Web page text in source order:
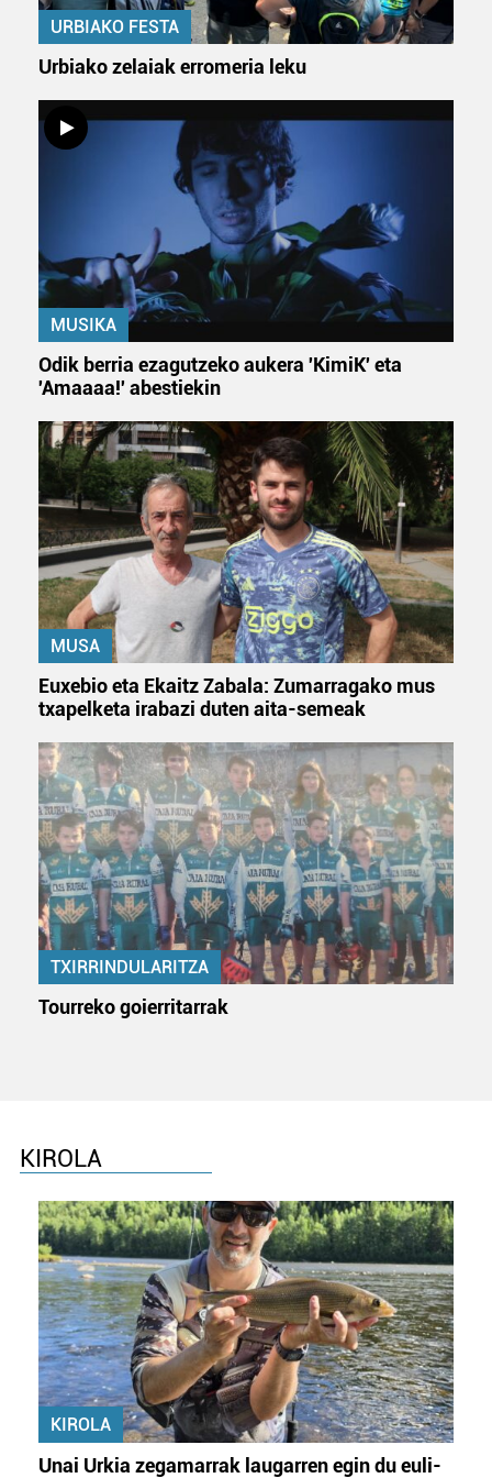
URBIAKO FESTA
Urbiako zelaiak erromeria leku
MUSIKA
Odik berria ezagutzeko aukera 'KimiK' eta
'Amaaaa!' abestiekin
MUSA
Euxebio eta Ekaitz Zabala: Zumarragako mus
txapelketa irabazi duten aita-semeak
TXIRRINDULARITZA
Tourreko goierritarrak
KIROLA
KIROLA
Unai Urkia zegamarrak laugarren egin du euli-